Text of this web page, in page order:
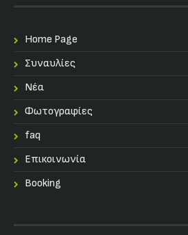
Home Page
Συναυλίες
Nέα
Φωτογραφίες
faq
Επικοινωνία
Booking